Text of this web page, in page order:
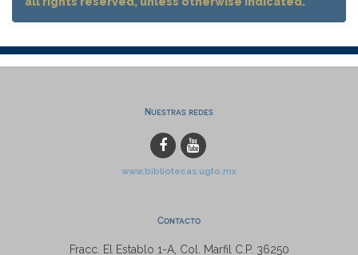
Nuestras redes
www.bibliotecas.ugto.mx
Contacto
Fracc. El Establo 1-A, Col. Marfil C.P. 36250